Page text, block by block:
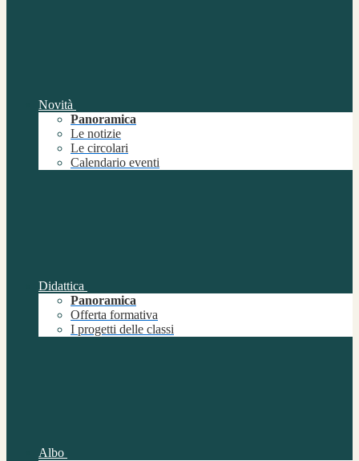
Novità
Panoramica
Le notizie
Le circolari
Calendario eventi
Didattica
Panoramica
Offerta formativa
I progetti delle classi
Albo